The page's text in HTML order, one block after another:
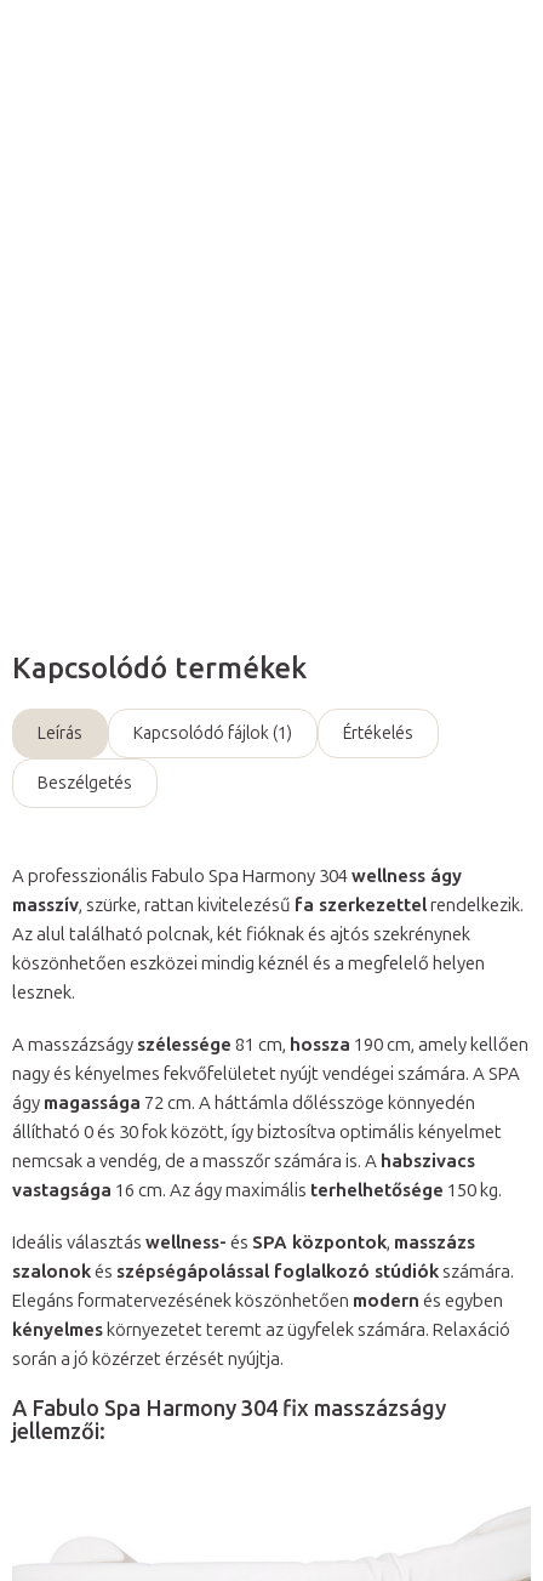
Kapcsolódó termékek
Leírás Kapcsolódó fájlok (1) Értékelés
Beszélgetés
A professzionális Fabulo Spa Harmony 304wellness ágy
masszív, szürke, rattan kivitelezésű fa szerkezettelrendelkezik.
Az alul található polcnak, két fióknak és ajtós szekrénynek
köszönhetően eszközei mindig kéznél és a megfelelő helyen
lesznek.
A masszázságy szélessége 81 cm, hossza 190 cm, amely kellően
nagy és kényelmes fekvőfelületet nyújt vendégei számára. A SPA
ágy magassága 72 cm. A háttámla dőlésszöge könnyedén
állítható 0 és 30 fok között, így biztosítva optimális kényelmet
nemcsak a vendég, de a masszőr számára is. A habszivacs
vastagsága 16 cm. Az ágy maximális terhelhetősége 150 kg.
Ideális választás wellness- és SPA központok, masszázs
szalonokés szépségápolással foglalkozó stúdiókszámára.
Elegáns formatervezésének köszönhetően modern és egyben
kényelmes környezetet teremt az ügyfelek számára. Relaxáció
során a jó közérzet érzését nyújtja.
A Fabulo Spa Harmony 304 fix masszázságy
jellemzői: